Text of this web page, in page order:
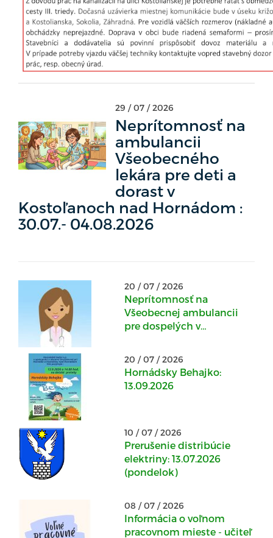
29 / 07 / 2026
Neprítomnosť na
ambulancii
Všeobecného
lekára pre deti a
dorast v
Kostoľanoch nad Hornádom :
30.07.- 04.08.2026
20 / 07 / 2026
Neprítomnosť na
Všeobecnej ambulancii
pre dospelých v
22.07.2026
20 / 07 / 2026
Hornádsky Behajko:
13.09.2026
10 / 07 / 2026
Prerušenie distribúcie
elektriny: 13.07.2026
(pondelok)
08 / 07 / 2026
Informácia o voľnom
pracovnom mieste - učiteľ